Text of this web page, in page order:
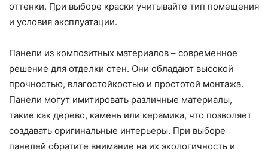
оттенки. При выборе краски учитывайте тип помещения
и условия эксплуатации.
Панели из композитных материалов – современное
решение для отделки стен. Они обладают высокой
прочностью, влагостойкостью и простотой монтажа.
Панели могут имитировать различные материалы,
такие как дерево, камень или керамика, что позволяет
создавать оригинальные интерьеры. При выборе
панелей обратите внимание на их экологичность и